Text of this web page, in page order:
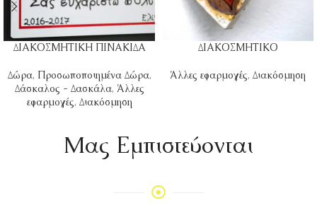
ΔΙΑΚΟΣΜΗΤΙΚΗ ΠΙΝΑΚΙΔΑ
Δώρα, Προσωποποιημένα Δώρα,
Δάσκαλος - Δασκάλα, Άλλες
εφαρμογές, Διακόσμηση
ΔΙΑΚΟΣΜΗΤΙΚΟ
Άλλες εφαρμογές, Διακόσμηση
Mας Εμπιστεύονται